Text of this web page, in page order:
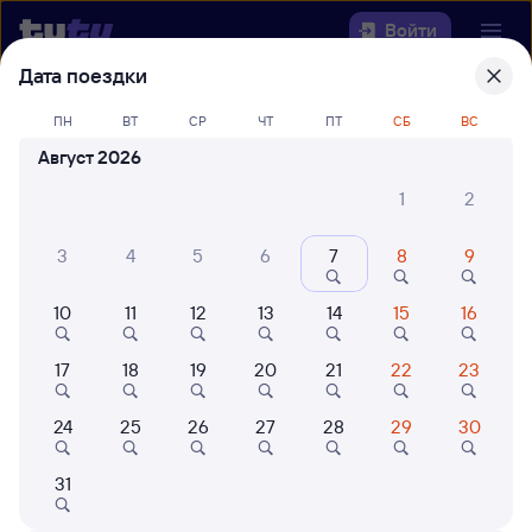
Войти
Выберите день, чтобы найтиж/д
билеты Ангарск — Кинель
42 млн путешествуют с
Когда
Кто едет
Дата поездки
ПН ВТ СР ЧТ ПТ СБ ВС
Август 2026
1
2
3 4 5 6 7 8 9
10 11 12 13 14 15 16
17 18 19 20 21 22 23
24 25 26 27 28 29 30
31